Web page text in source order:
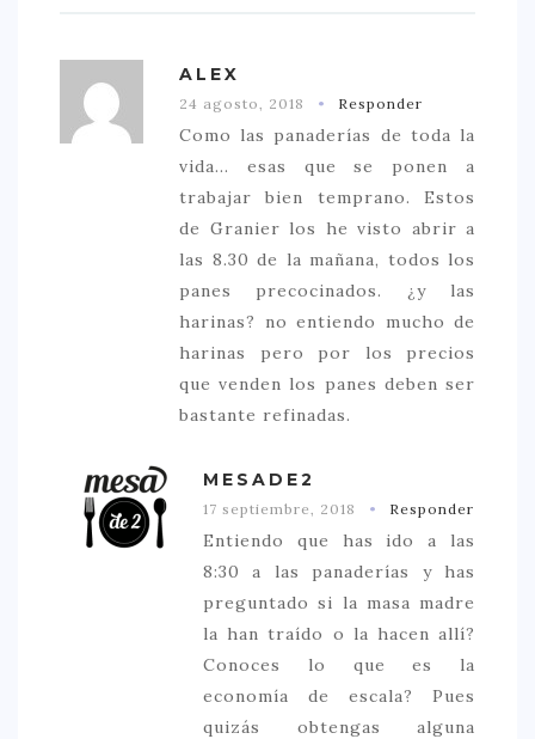
ALEX
24 agosto, 2018 Responder
Como las panaderías de toda la
vida... esas que se ponen a
trabajar bien temprano. Estos
de Granier los he visto abrir a
las 8.30 de la mañana, todos los
panes precocinados. ¿y las
harinas? no entiendo mucho de
harinas pero por los precios
que venden los panes deben ser
bastante refinadas.
MESADE2
17 septiembre, 2018 Responder
Entiendo que has ido a las
8:30 a las panaderías y has
preguntado si la masa madre
la han traído o la hacen allí?
Conoces lo que es la
economía de escala? Pues
quizás obtengas alguna